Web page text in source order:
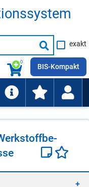
Suche
starten
exakt
0
BIS-Kompakt